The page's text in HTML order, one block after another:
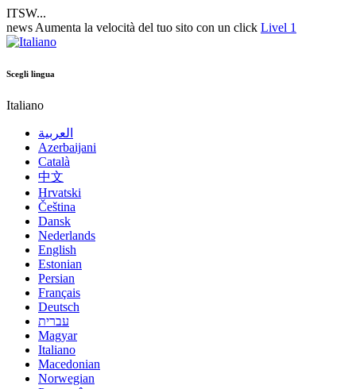
ITSW...
news Aumenta la velocità del tuo sito con un click Livel 1
Scegli lingua
Italiano
العربية
Azerbaijani
Català
中文
Hrvatski
Čeština
Dansk
Nederlands
English
Estonian
Persian
Français
Deutsch
עברית
Magyar
Italiano
Macedonian
Norwegian